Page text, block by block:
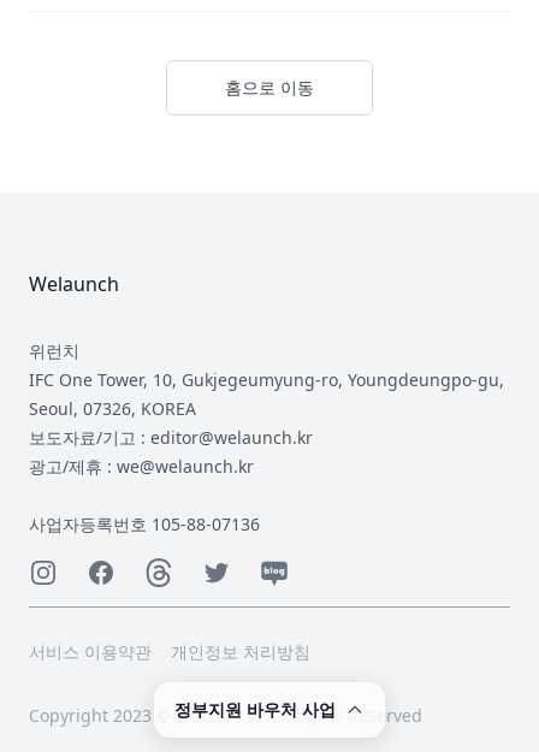
홈으로 이동
Welaunch
위런치
IFC One Tower, 10, Gukjegeumyung-ro, Youngdeungpo-gu,
Seoul, 07326, KOREA
보도자료/기고 : editor@welaunch.kr
광고/제휴 : we@welaunch.kr
사업자등록번호 105-88-07136
InstagramFacebookThreadsTwitterNaver
서비스 이용약관 개인정보 처리방침
Copyright 2023 © Welaunch. All Rights Reserved
정부지원 바우처 사업